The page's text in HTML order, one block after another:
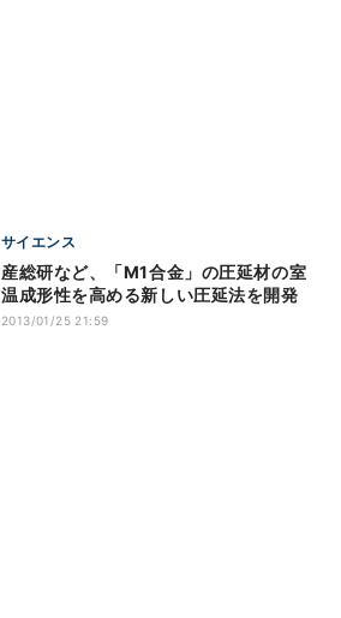
サイエンス
産総研など、「M1合金」の圧延材の室
温成形性を高める新しい圧延法を開発
2013/01/25 21:59